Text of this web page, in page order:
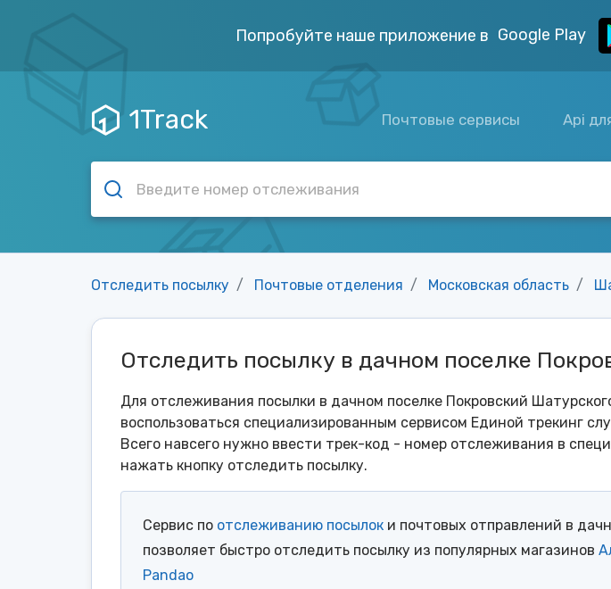
Попробуйте наше приложение в Google Play
1Track Почтовые сервисы Api
Отследить посылку Почтовые отделения Московская область
Отследить посылку в дачном поселке
Для отслеживания посылки в дачном поселке Покровский
воспользоваться специализированным сервисом Единой трекинг
Всего навсего нужно ввести трек-код - номер отслеживания в
нажать кнопку отследить посылку.
Сервис по отслеживанию посылок и почтовых отправлений в
позволяет быстро отследить посылку из популярных магазинов
Pandao